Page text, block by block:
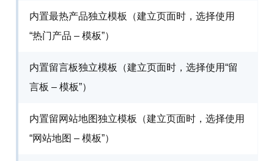
内置最热产品独立模板（建立页面时，选择使用
“热门产品 – 模板”）
内置留言板独立模板（建立页面时，选择使用“留
言板 – 模板”）
内置留网站地图独立模板（建立页面时，选择使用
“网站地图 – 模板”）